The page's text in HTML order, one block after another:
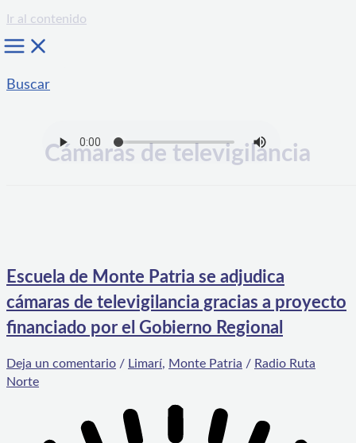
Ir al contenido
Buscar
Cámaras de televigilancia
Escuela de Monte Patria se adjudica
cámaras de televigilancia gracias a proyecto
financiado por el Gobierno Regional
Deja un comentario / Limarí, Monte Patria / Radio Ruta
Norte